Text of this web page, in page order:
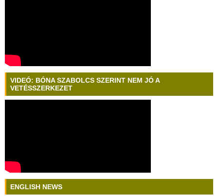
VIDEÓ: BÓNA SZABOLCS SZERINT NEM JÓ A
VETÉSSZERKEZET
ENGLISH NEWS